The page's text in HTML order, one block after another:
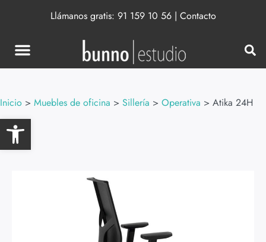
Abrir barra de herramientas
Llámanos gratis: 91 159 10 56| Contacto
Inicio > Muebles de oficina > Sillería > Operativa > Atika 24H